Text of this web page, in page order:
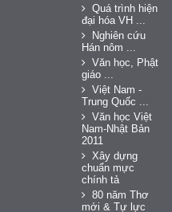
Quá trình hiện
đại hóa VH ...
Nghiên cứu
Hán nôm ...
Văn học, Phật
giáo ...
Việt Nam -
Trung Quốc ...
Văn học Việt
Nam-Nhật Bản
2011
Xây dựng
chuẩn mực
chính tả
80 năm Thơ
mới & Tự lực